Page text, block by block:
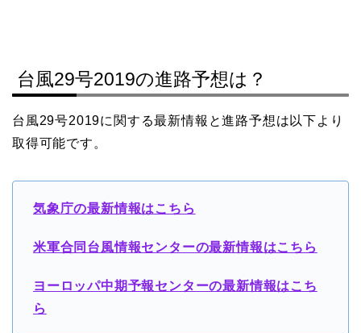
台風29号2019の進路予想は？
台風29号2019に関する最新情報と進路予想は以下より
取得可能です。
気象庁の最新情報はこちら
米軍合同台風情報センターの最新情報はこちら
ヨーロッパ中期予報センターの最新情報はこち
ら